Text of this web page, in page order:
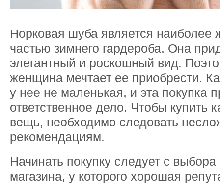
Норковая шуба является наиболее
частью зимнего гардероба. Она
элегантный и роскошный вид.
женщина мечтает ее приобрести.
у нее не маленькая, и эта покупка
ответственное дело. Чтобы купить
вещь, необходимо следовать
рекомендациям.
Начинать покупку следует с
магазина, у которого хорошая